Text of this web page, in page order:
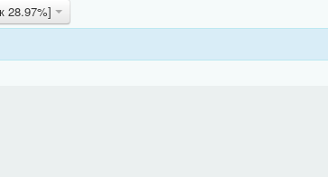
28.97%]